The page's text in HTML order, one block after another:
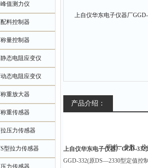
值测力仪
料控制器
量控制器
态电阻应变仪
态电阻应变仪
重放大器
重传感器
压力传感器
型拉力传感器
力传感器
产品介绍：
上自仪华东电子仪器厂GGD-332
GGD-332(原DS—2330型定值控